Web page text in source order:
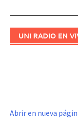
UNI RADIO EN
Abrir en nueva